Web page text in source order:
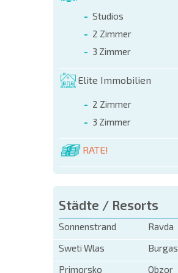
Studios
2 Zimmer
3 Zimmer
Elite Immobilien
2 Zimmer
3 Zimmer
RATE!
Städte / Resorts
Sonnenstrand
Ravda
Sweti Wlas
Burgas
Primorsko
Obzor